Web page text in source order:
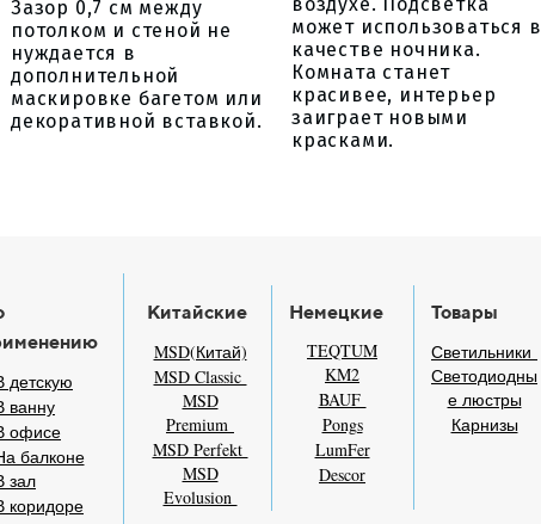
Зазор 0,7 см между
потолком и стеной не
нуждается в
дополнительной
маскировке багетом или
декоративной вставкой.
воздухе. Подсветка
может использоваться в
качестве ночника.
Комната станет
красивее, интерьер
заиграет новыми
красками.
детскую
ванну
офисе
балконе
зал
коридоре
Китайские
MSD(Китай)
MSD Classic
MSD
Premium
MSD Perfekt
MSD
Evolusion
Немецкие
TEQTUM
KM2
BAUF
Pongs
LumFer
Descor
Товары
Светильники
Светодиодны
е люстры
Карнизы